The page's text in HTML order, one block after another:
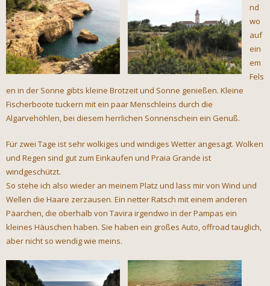
nd
wo
auf
ein
em
Fels
en in der Sonne gibts kleine Brotzeit und Sonne genießen. Kleine
Fischerboote tuckern mit ein paar Menschleins durch die
Algarvehöhlen, bei diesem herrlichen Sonnenschein ein Genuß.
Für zwei Tage ist sehr wolkiges und windiges Wetter angesagt. Wolken
und Regen sind gut zum Einkaufen und Praia Grande ist
windgeschützt.
So stehe ich also wieder an meinem Platz und lass mir von Wind und
Wellen die Haare zerzausen. Ein netter Ratsch mit einem anderen
Päarchen, die oberhalb von Tavira irgendwo in der Pampas ein
kleines Häuschen haben. Sie haben ein großes Auto, offroad tauglich,
aber nicht so wendig wie meins.